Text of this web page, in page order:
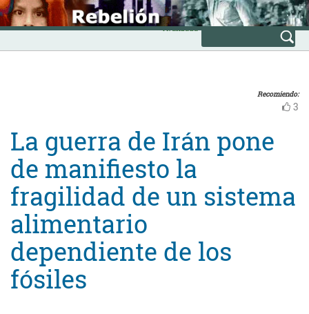
Skip
to
content
INICIO
Avanzada
Recomiendo:
3
La guerra de Irán pone
de manifiesto la
fragilidad de un sistema
alimentario
dependiente de los
fósiles